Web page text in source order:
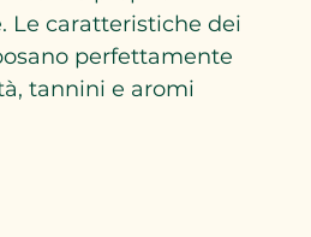
Le caratteristiche dei
perfettamente
tannini e aromi